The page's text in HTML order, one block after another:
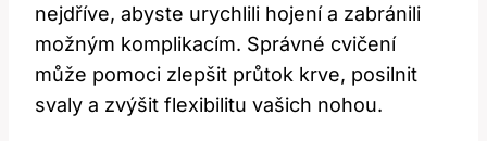
nejdříve, abyste urychlili hojení a zabránili
možným komplikacím. Správné cvičení
může pomoci zlepšit průtok krve, posilnit
svaly a zvýšit flexibilitu vašich nohou.